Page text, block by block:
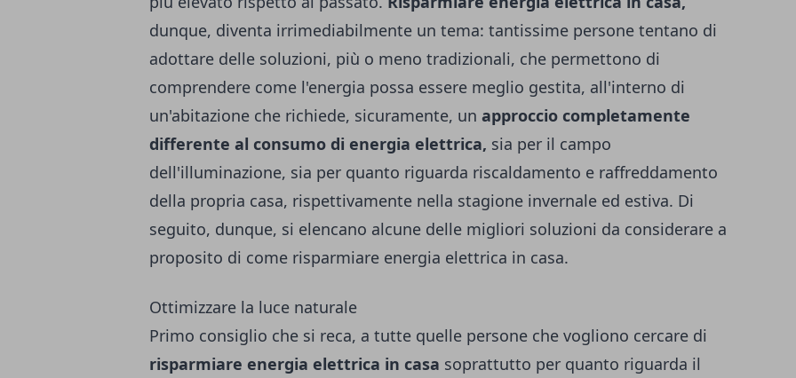
dunque, diventa irrimediabilmente un tema: tantissime persone tentano di
adottare delle soluzioni, più o meno tradizionali, che permettono di
comprendere come l'energia possa essere meglio gestita, all'interno di
un'abitazione che richiede, sicuramente, un approccio completamente
differente al consumo di energia elettrica, sia per il campo
dell'illuminazione, sia per quanto riguarda riscaldamento e raffreddamento
della propria casa, rispettivamente nella stagione invernale ed estiva. Di
seguito, dunque, si elencano alcune delle migliori soluzioni da considerare a
proposito di come risparmiare energia elettrica in casa.
Ottimizzare la luce naturale
Primo consiglio che si reca, a tutte quelle persone che vogliono cercare di
risparmiare energia elettrica in casa soprattutto per quanto riguarda il